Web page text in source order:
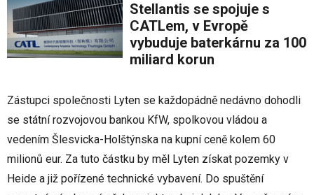
Stellantis se spojuje s
CATLem, v Evropě
vybuduje baterkárnu za 100
miliard korun
Zástupci společnosti Lyten se každopádně nedávno dohodli
se státní rozvojovou bankou KfW, spolkovou vládou a
vedením Šlesvicka-Holštýnska na kupní ceně kolem 60
milionů eur. Za tuto částku by měl Lyten získat pozemky v
Heide a již pořízené technické vybavení. Do spuštění